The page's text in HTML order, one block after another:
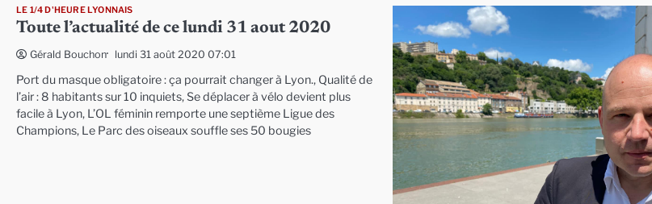
LE 1/4 D'HEURE LYONNAIS
Toute l’actualité de ce lundi 31 aout 2020
Gérald Bouchon lundi 31 août 2020 07:01
Port du masque obligatoire : ça pourrait changer à Lyon., Qualité de
l’air : 8 habitants sur 10 inquiets, Se déplacer à vélo devient plus
facile à Lyon, L’OL féminin remporte une septième Ligue des
Champions, Le Parc des oiseaux souffle ses 50 bougies